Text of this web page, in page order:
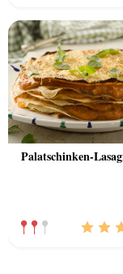
Palatschinken-